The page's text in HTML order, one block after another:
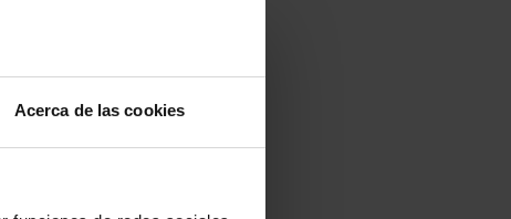
Acerca de las cookies
primer lugar,
y proyectos
son los